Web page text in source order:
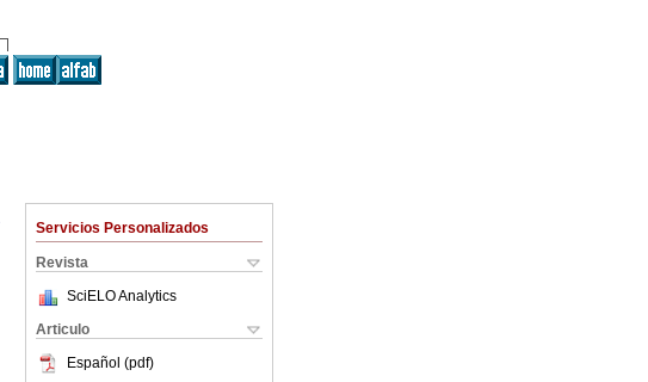
Servicios Personalizados
Revista
SciELO Analytics
Articulo
Español (pdf)